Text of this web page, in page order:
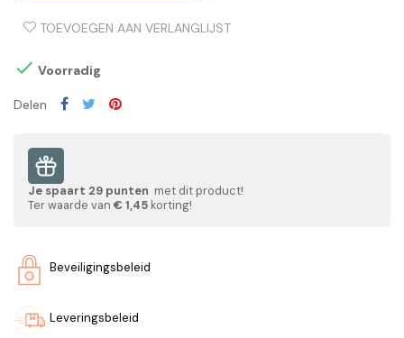
TOEVOEGEN AAN VERLANGLIJST
 Voorradig
Delen
Je spaart 29 punten met dit product!
Ter waarde van € 1,45 korting!
Beveiligingsbeleid
Leveringsbeleid